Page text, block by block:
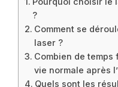
?
Comment se
laser ?
Combien de
vie normale après
Quels sont les